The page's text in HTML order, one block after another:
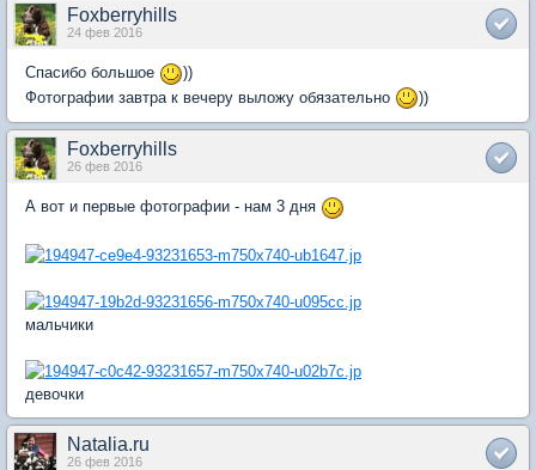
Foxberryhills
24 фев 2016
Спасибо большое
))
Фотографии завтра к вечеру выложу обязательно
))
Foxberryhills
26 фев 2016
А вот и первые фотографии - нам 3 дня
мальчики
девочки
Natalia.ru
26 фев 2016